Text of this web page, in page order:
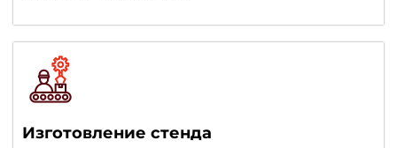
Изготовление стенда